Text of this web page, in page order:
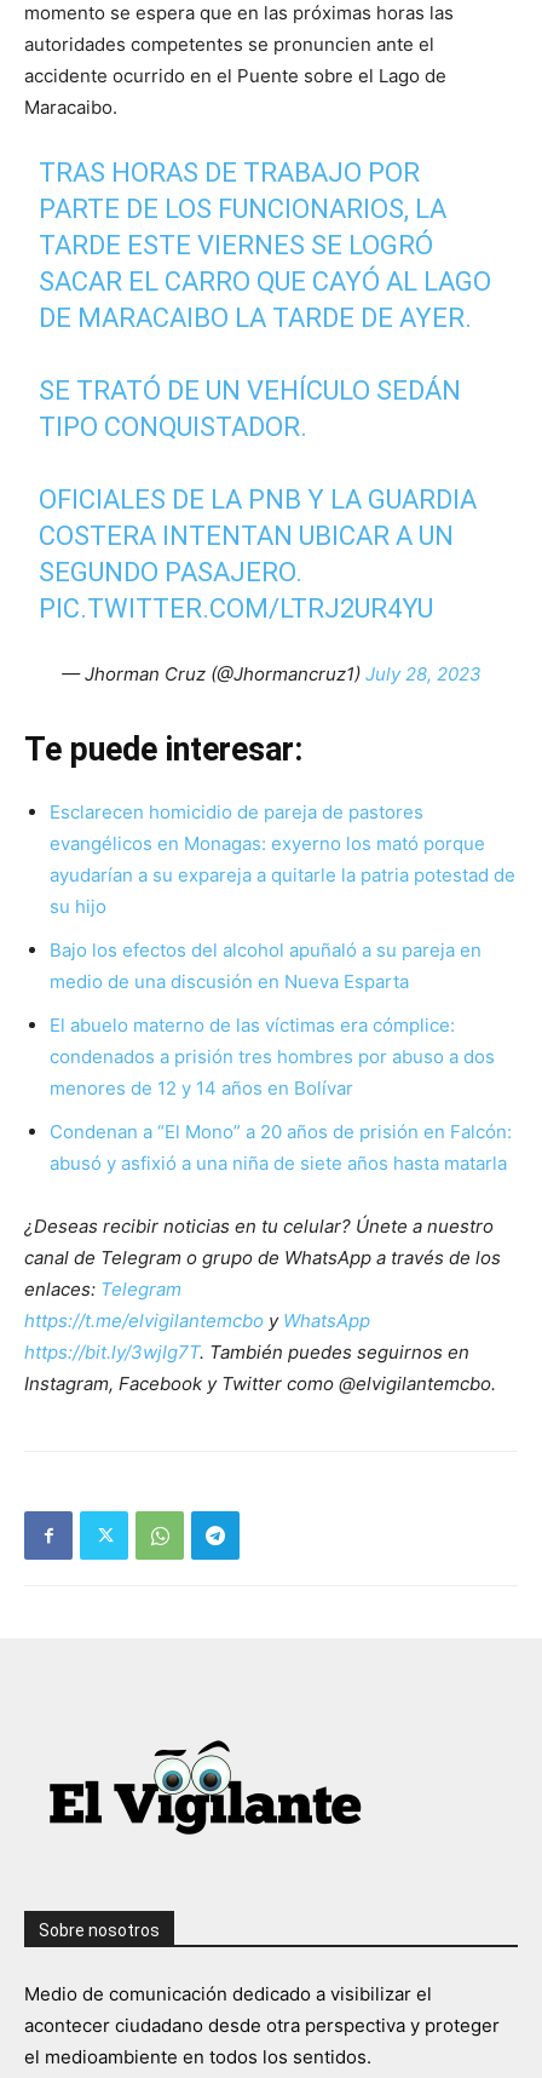
momento se espera que en las próximas horas las
autoridades competentes se pronuncien ante el
accidente ocurrido en el Puente sobre el Lago de
Maracaibo.
TRAS HORAS DE TRABAJO POR
PARTE DE LOS FUNCIONARIOS, LA
TARDE ESTE VIERNES SE LOGRÓ
SACAR EL CARRO QUE CAYÓ AL LAGO
DE MARACAIBO LA TARDE DE AYER.
SE TRATÓ DE UN VEHÍCULO SEDÁN
TIPO CONQUISTADOR.
OFICIALES DE LA PNB Y LA GUARDIA
COSTERA INTENTAN UBICAR A UN
SEGUNDO PASAJERO.
PIC.TWITTER.COM/LTRJ2UR4YU
— Jhorman Cruz (@Jhormancruz1) July 28, 2023
Te puede interesar:
Esclarecen homicidio de pareja de pastores
evangélicos en Monagas: exyerno los mató porque
ayudarían a su expareja a quitarle la patria potestad de
su hijo
Bajo los efectos del alcohol apuñaló a su pareja en
medio de una discusión en Nueva Esparta
El abuelo materno de las víctimas era cómplice:
condenados a prisión tres hombres por abuso a dos
menores de 12 y 14 años en Bolívar
Condenan a “El Mono” a 20 años de prisión en Falcón:
abusó y asfixió a una niña de siete años hasta matarla
¿Deseas recibir noticias en tu celular? Únete a nuestro
canal de Telegram o grupo de WhatsApp a través de los
enlaces: Telegram
https://t.me/elvigilantemcbo y WhatsApp
https://bit.ly/3wjIg7T. También puedes seguirnos en
Instagram, Facebook y Twitter como @elvigilantemcbo.
Sobre nosotros
Medio de comunicación dedicado a visibilizar el
acontecer ciudadano desde otra perspectiva y proteger
el medioambiente en todos los sentidos.